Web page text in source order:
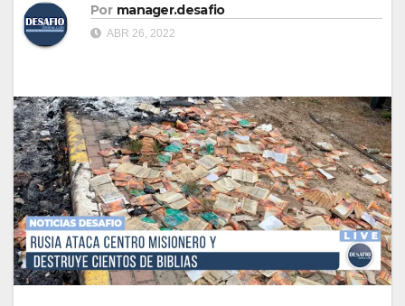
Por manager.desafio
ABR 26, 2022